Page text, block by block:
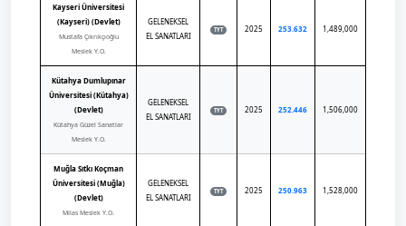
Kayseri Üniversitesi
(Kayseri) (Devlet)
Mustafa Çıkrıkçıoğlu
Meslek Y.O.
GELENEKSEL
EL SANATLARI
TYT 2025 253.632 1,489,000
Kütahya Dumlupınar
Üniversitesi (Kütahya)
(Devlet)
Kütahya Güzel Sanatlar
Meslek Y.O.
GELENEKSEL
EL SANATLARI
TYT 2025 252.446 1,506,000
Muğla Sıtkı Koçman
Üniversitesi (Muğla)
(Devlet)
Milas Meslek Y.O.
GELENEKSEL
EL SANATLARI
TYT 2025 250.963 1,528,000